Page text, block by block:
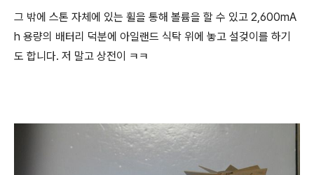
그 밖에 스톤 자체에 있는 휠을 통해 볼륨을 할 수 있고 2,600mA
h 용량의 배터리 덕분에 아일랜드 식탁 위에 놓고 설겆이를 하기
도 합니다. 저 말고 상전이 ㅋㅋ